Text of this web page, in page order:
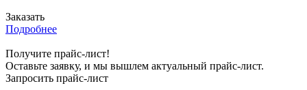
Заказать
Подробнее
Получите прайс-лист!
Оставьте заявку, и мы вышлем актуальный прайс-лист.
Запросить прайс-лист